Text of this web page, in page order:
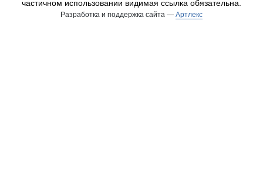
частичном использовании видимая ссылка обязательна.
Разработка и поддержка сайта — Артлекс